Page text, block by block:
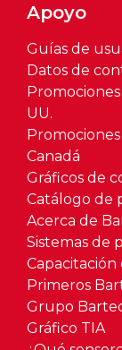
Apoyo
Guías de
Datos de
UU.
Canadá
Gráficos de
Catálogo de
Acerca de
Sistemas de
Capacitación
Primeros
Grupo
Gráfico TIA